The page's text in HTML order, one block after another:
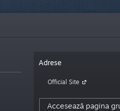
Adrese
Official Site
Accesează pagina